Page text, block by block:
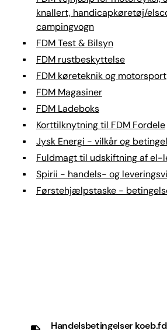
knallert, handicapkøretøj/
campingvogn
FDM Test & Bilsyn
FDM rustbeskyttelse
FDM køreteknik og motorsport
FDM Magasiner
FDM Ladeboks
Korttilknytning til FDM Fordele
Jysk Energi - vilkår og
Fuldmagt til udskiftning af el-
Spirii - handels- og
Førstehjælpstaske -
Handelsbetingelser